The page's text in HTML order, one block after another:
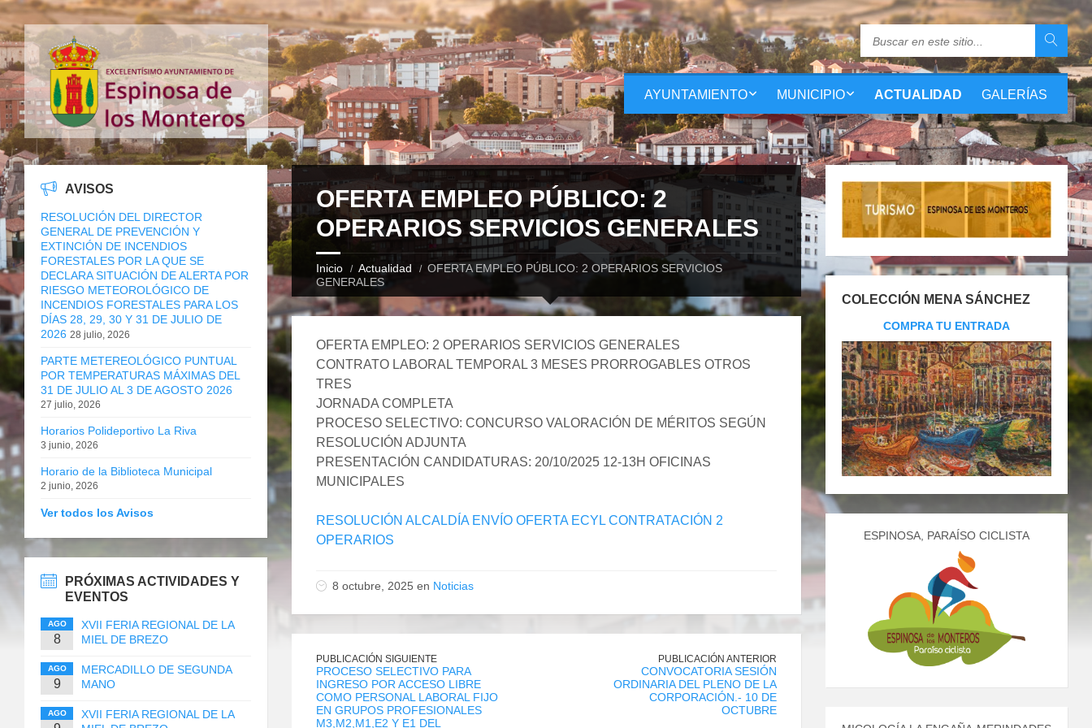
AYUNTAMIENTO MUNICIPIO ACTUALIDAD GALERÍAS
OFERTA EMPLEO PÚBLICO: 2
OPERARIOS SERVICIOS GENERALES
Inicio Actualidad
OFERTA EMPLEO PÚBLICO: 2 OPERARIOS SERVICIOS
GENERALES
OFERTA EMPLEO: 2 OPERARIOS SERVICIOS GENERALES
CONTRATO LABORAL TEMPORAL 3 MESES PRORROGABLES OTROS
TRES
JORNADA COMPLETA
PROCESO SELECTIVO: CONCURSO VALORACIÓN DE MÉRITOS SEGÚN
RESOLUCIÓN ADJUNTA
PRESENTACIÓN CANDIDATURAS: 20/10/2025 12-13H OFICINAS
MUNICIPALES
RESOLUCIÓN ALCALDÍA ENVÍO OFERTA ECYL CONTRATACIÓN 2
OPERARIOS
8 octubre, 2025 en Noticias
PUBLICACIÓN SIGUIENTE
PROCESO SELECTIVO PARA
INGRESO POR ACCESO LIBRE
COMO PERSONAL LABORAL FIJO
EN GRUPOS PROFESIONALES
M3,M2,M1,E2 Y E1 DEL
PUBLICACIÓN ANTERIOR
CONVOCATORIA SESIÓN
ORDINARIA DEL PLENO DE LA
CORPORACIÓN.- 10 DE
OCTUBRE
AVISOS
RESOLUCIÓN DEL DIRECTOR
GENERAL DE PREVENCIÓN Y
EXTINCIÓN DE INCENDIOS
FORESTALES POR LA QUE SE
DECLARA SITUACIÓN DE ALERTA POR
RIESGO METEOROLÓGICO DE
INCENDIOS FORESTALES PARA LOS
DÍAS 28, 29, 30 Y 31 DE JULIO DE
2026 28 julio, 2026
PARTE METEREOLÓGICO PUNTUAL
POR TEMPERATURAS MÁXIMAS DEL
31 DE JULIO AL 3 DE AGOSTO 2026
27 julio, 2026
Horarios Polideportivo La Riva
3 junio, 2026
Horario de la Biblioteca Municipal
2 junio, 2026
Ver todos los Avisos
PRÓXIMAS ACTIVIDADES Y
EVENTOS
AGO
8
XVII FERIA REGIONAL DE LA
MIEL DE BREZO
AGO
9
MERCADILLO DE SEGUNDA
MANO
AGO
XVII FERIA REGIONAL DE LA
COLECCIÓN MENA SÁNCHEZ
COMPRA TU ENTRADA
ESPINOSA, PARAÍSO CICLISTA